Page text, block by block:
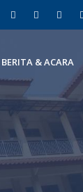
BERITA & ACARA